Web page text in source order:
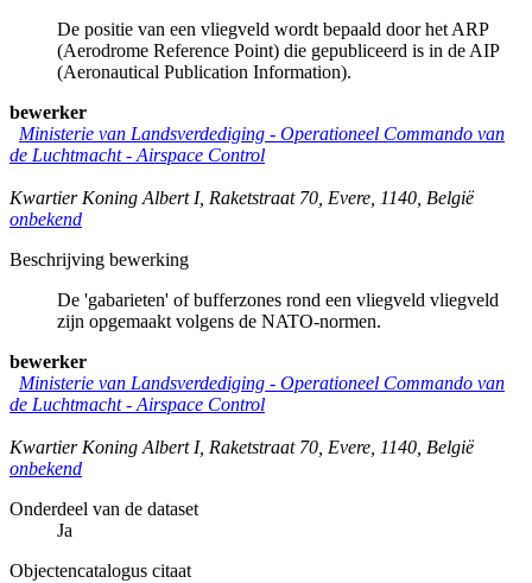
De positie van een vliegveld wordt bepaald door het ARP
(Aerodrome Reference Point) die gepubliceerd is in de AIP
(Aeronautical Publication Information).
bewerker
Ministerie van Landsverdediging - Operationeel Commando van
de Luchtmacht - Airspace Control
Kwartier Koning Albert I, Raketstraat 70 Evere 1140 België
onbekend
Beschrijving bewerking
De 'gabarieten' of bufferzones rond een vliegveld vliegveld
zijn opgemaakt volgens de NATO-normen.
bewerker
Ministerie van Landsverdediging - Operationeel Commando van
de Luchtmacht - Airspace Control
Kwartier Koning Albert I, Raketstraat 70 Evere 1140 België
onbekend
Onderdeel van de dataset
Ja
Objectencatalogus citaat